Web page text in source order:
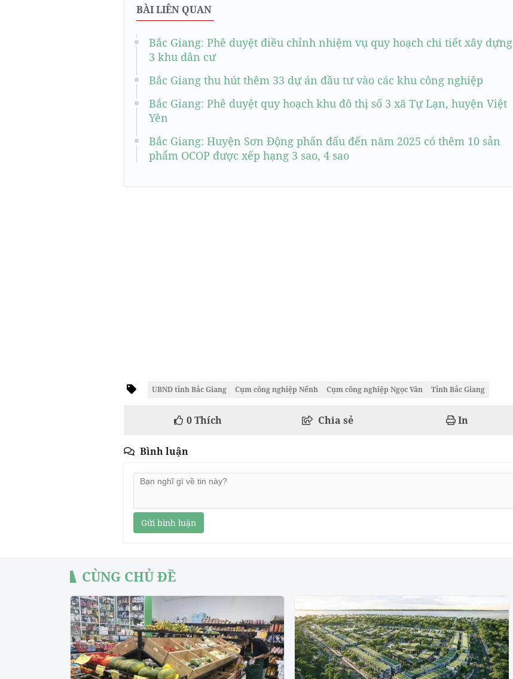
BÀI LIÊN QUAN
Bắc Giang: Phê duyệt điều chỉnh nhiệm vụ quy hoạch chi tiết xây dựng
3 khu dân cư
Bắc Giang thu hút thêm 33 dự án đầu tư vào các khu công nghiệp
Bắc Giang: Phê duyệt quy hoạch khu đô thị số 3 xã Tự Lạn, huyện Việt
Yên
Bắc Giang: Huyện Sơn Động phấn đấu đến năm 2025 có thêm 10 sản
phẩm OCOP được xếp hạng 3 sao, 4 sao
UBND tỉnh Bắc Giang Cụm công nghiệp Nếnh Cụm công nghiệp Ngọc Vân Tỉnh Bắc Giang
0Thích Chia sẻ In
Bình luận
Gửi bình luận
CÙNG CHỦ ĐỀ